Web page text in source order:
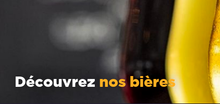
Découvrez nos bières